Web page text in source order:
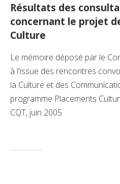
Résultats des
concernant le projet
Culture
Le mémoire déposé par le
à l'issue des rencontres
la Culture et des
programme Placements
CQT, juin 2005